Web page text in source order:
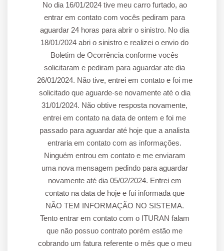
No dia 16/01/2024 tive meu carro furtado, ao
entrar em contato com vocês pediram para
aguardar 24 horas para abrir o sinistro. No dia
18/01/2024 abri o sinistro e realizei o envio do
Boletim de Ocorrência conforme vocês
solicitaram e pediram para aguardar ate dia
26/01/2024. Não tive, entrei em contato e foi me
solicitado que aguarde-se novamente até o dia
31/01/2024. Não obtive resposta novamente,
entrei em contato na data de ontem e foi me
passado para aguardar até hoje que a analista
entraria em contato com as informações.
Ninguém entrou em contato e me enviaram
uma nova mensagem pedindo para aguardar
novamente até dia 05/02/2024. Entrei em
contato na data de hoje e fui informada que
NÃO TEM INFORMAÇÃO NO SISTEMA.
Tento entrar em contato com o ITURAN falam
que não possuo contrato porém estão me
cobrando um fatura referente o mês que o meu